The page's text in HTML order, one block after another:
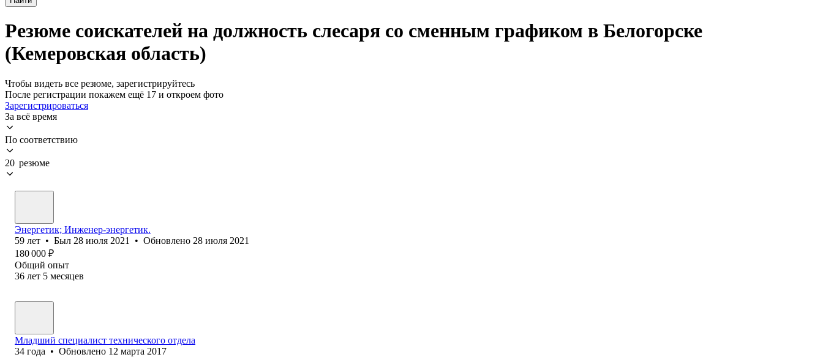
Резюме соискателей на должность слесаря со сменным графиком в Белогорске
(Кемеровская область)
Чтобы видеть все резюме, зарегистрируйтесь
После регистрации покажем ещё 17 и откроем фото
Зарегистрироваться
За всё время
По соответствию
20 резюме
Энергетик; Инженер-энергетик.
59 лет • Был 28 июля 2021 • Обновлено 28 июля 2021
180 000 ₽
Общий опыт
36 лет 5 месяцев
Младший специалист технического отдела
34 года • Обновлено 12 марта 2017